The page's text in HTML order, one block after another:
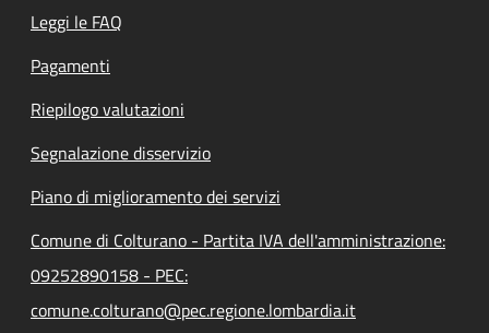
Leggi le FAQ
Pagamenti
Riepilogo valutazioni
Segnalazione disservizio
Piano di miglioramento dei servizi
Comune di Colturano - Partita IVA dell'amministrazione:
09252890158 - PEC:
comune.colturano@pec.regione.lombardia.it